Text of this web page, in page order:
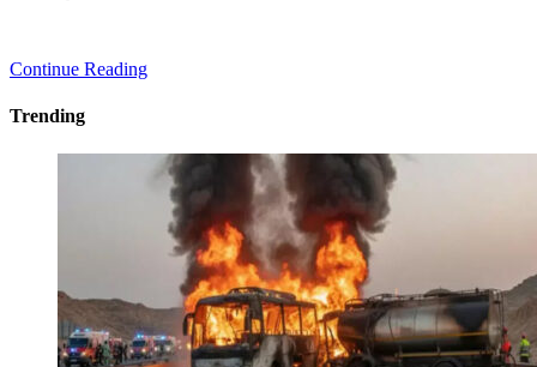
Continue Reading
Trending